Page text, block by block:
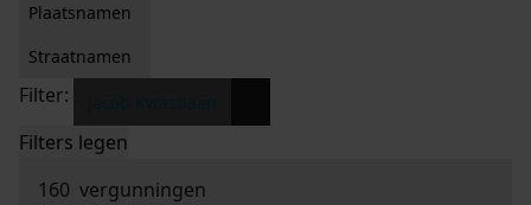
Plaatsnamen
Straatnamen
Filter:
Filters legen
160 vergunningen